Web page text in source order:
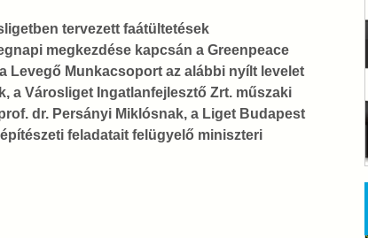
tervezett faátültetések
megkezdése kapcsán a Greenpeace
Levegő Munkacsoport az alábbi nyílt levelet
a Városliget Ingatlanfejlesztő Zrt. műszaki
dr. Persányi Miklósnak, a Liget Budapest
feladatait felügyelő miniszteri